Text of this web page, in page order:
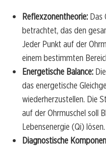
Reflexzonentheorie: Das
betrachtet, das den
Jeder Punkt auf der
einem bestimmten
Energetische Balance:
das energetische
wiederherzustellen. Die
auf der Ohrmuschel soll
Lebensenergie (Qi) lösen.
Diagnostische